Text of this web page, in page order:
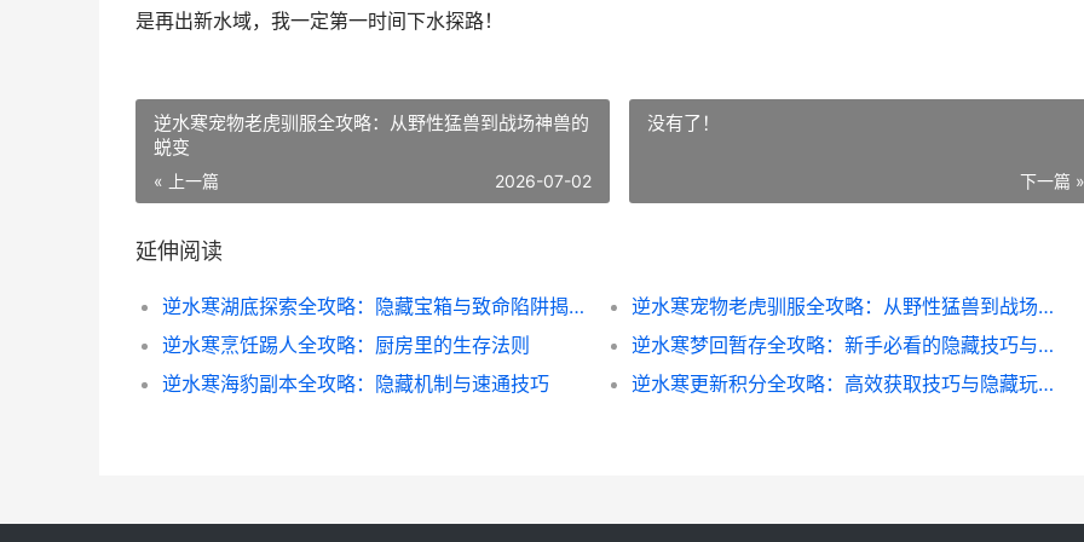
是再出新水域，我一定第一时间下水探路！
逆水寒宠物老虎驯服全攻略：从野性猛兽到战场神兽的
蜕变
« 上一篇 2026-07-02
没有了！
下一篇 »
延伸阅读
逆水寒湖底探索全攻略：隐藏宝箱与致命陷阱揭秘
逆水寒宠物老虎驯服全攻略：从野性猛兽到战场神兽的蜕变
逆水寒烹饪踢人全攻略：厨房里的生存法则
逆水寒梦回暂存全攻略：新手必看的隐藏技巧与避坑指南
逆水寒海豹副本全攻略：隐藏机制与速通技巧
逆水寒更新积分全攻略：高效获取技巧与隐藏玩法揭秘